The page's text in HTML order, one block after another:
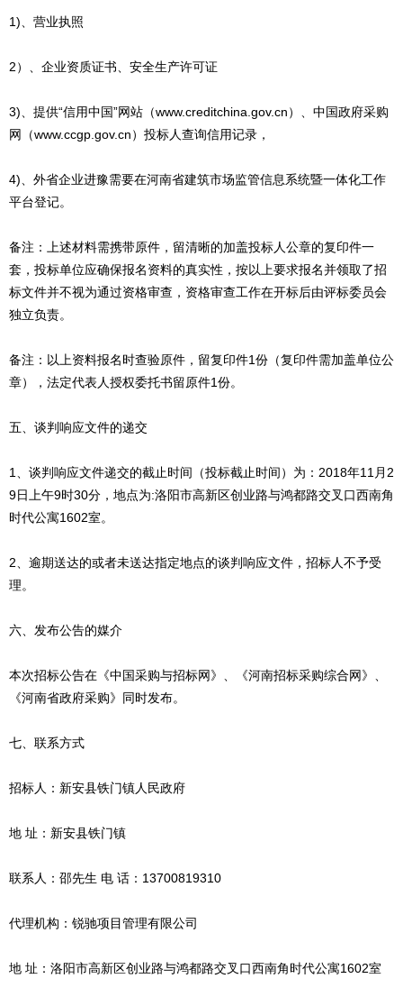
1)、营业执照
2）、企业资质证书、安全生产许可证
3)、提供“信用中国”网站（www.creditchina.gov.cn）、中国政府采购
网（www.ccgp.gov.cn）投标人查询信用记录，
4)、外省企业进豫需要在河南省建筑市场监管信息系统暨一体化工作
平台登记。
备注：上述材料需携带原件，留清晰的加盖投标人公章的复印件一
套，投标单位应确保报名资料的真实性，按以上要求报名并领取了招
标文件并不视为通过资格审查，资格审查工作在开标后由评标委员会
独立负责。
备注：以上资料报名时查验原件，留复印件1份（复印件需加盖单位公
章），法定代表人授权委托书留原件1份。
五、谈判响应文件的递交
1、谈判响应文件递交的截止时间（投标截止时间）为：2018年11月2
9日上午9时30分，地点为:洛阳市高新区创业路与鸿都路交叉口西南角
时代公寓1602室。
2、逾期送达的或者未送达指定地点的谈判响应文件，招标人不予受
理。
六、发布公告的媒介
本次招标公告在《中国采购与招标网》、《河南招标采购综合网》、
《河南省政府采购》同时发布。
七、联系方式
招标人：新安县铁门镇人民政府
地 址：新安县铁门镇
联系人：邵先生 电 话：13700819310
代理机构：锐驰项目管理有限公司
地 址：洛阳市高新区创业路与鸿都路交叉口西南角时代公寓1602室